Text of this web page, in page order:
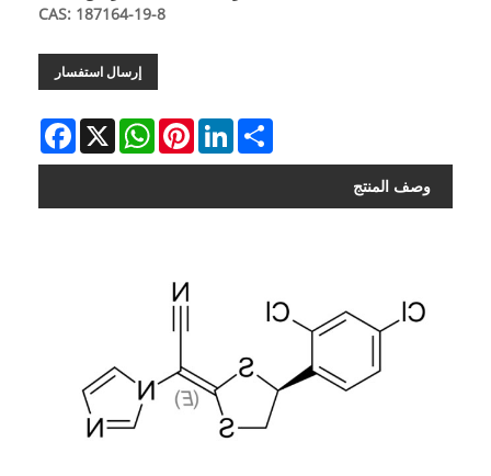
CAS: 187164-19-8
إرسال استفسار
Facebook X
WhatsAppPinterestLinkedInShare
وصف المنتج